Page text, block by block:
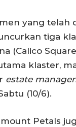
yang telah
tiga
(Calico
klaster,
estate
(10/6).
Petals